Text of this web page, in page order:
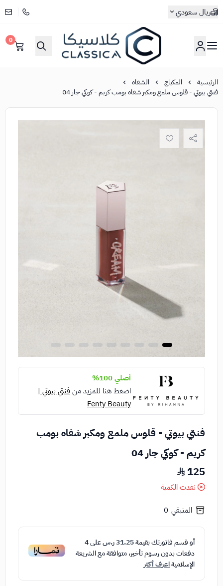
ريال سعودي
كلاسيكا
0
الرئيسية المكياج
الشفاه
فنتي بيوتي - قلوس ملمع ومكبر شفاه بومب كريم - كوكي جار 04
أصلي 100%
اضغط هنا للمزيد من فنتي بيوتي |
Fenty Beauty
فنتي بيوتي - قلوس ملمع ومكبر شفاه بومب
كريم - كوكي جار 04
125
نفدت الكمية
المتبقي 0
أو قسم فاتورتك بقيمة31.25 ر.س على4
دفعات بدون رسوم تأخير، متوافقة مع الشريعة
الإسلاميةاعرف أكثر